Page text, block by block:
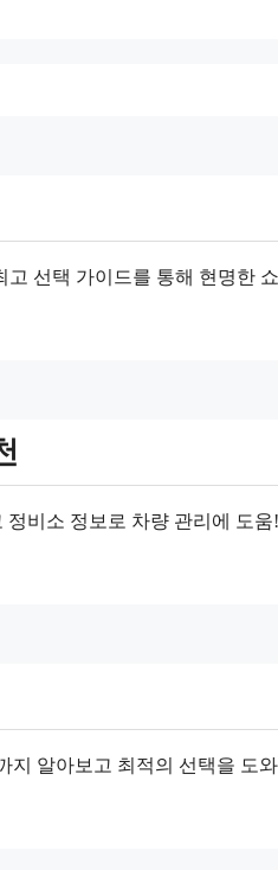
선택 가이드를 통해 현명한
비소 정보로 차량 관리에 도
지 알아보고 최적의 선택을 도